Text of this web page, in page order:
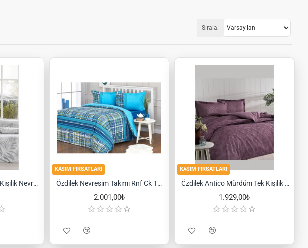
Sırala:
Özdilek Frunze Gri Çift Kişilik Nevresim Takımı
KASIM FIRSATLARI
Özdilek Nevresim Takımı Rnf Ck Tweed Turkuaz
2.001,00₺
KASIM FIRSATLARI
Özdilek Antico Mürdüm Tek Kişilik Pamuklu Nevresim Takımı
1.929,00₺